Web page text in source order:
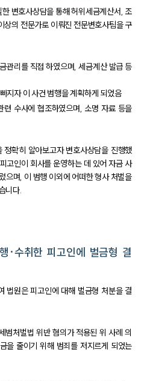
변호사상담을 통해 허위세금계산서, 조
의 전문가로 이뤄진 전문변호사팀을 구
관리를 직접 하였으며, 세금계산 발급 등
지자 이 사건 범행을 계획하게 되었음
수사에 협조하였으며, 소명 자료 등을
정확히 알아보고자 변호사상담을 진행했
고인이 회사를 운영하는 데 있어 자금 사
으며, 이 범행 이외에 어떠한 형사 처벌을
니다.
·수취한 피고인에 벌금형 결
법원은 피고인에 대해 벌금형 처분을 결
범처벌법 위반 혐의가 적용된 위 사례 의
을 줄이기 위해 범죄를 저지르게 되었는